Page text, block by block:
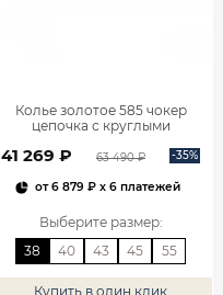
Колье золотое 585 чокер
цепочка с круглыми
41 269 ₽ 63 490 ₽ -35%
от6 879 ₽x 6 платежей
Выберите размер:
38
40 43 45 55
Купить в один клик